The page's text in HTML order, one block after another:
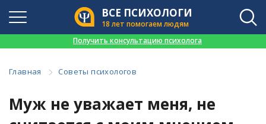
ВСЕ ПСИХОЛОГИ
18 лет помогаем людям
Получить консультацию психолога
Главная Советы психологов
Муж не уважает меня, не